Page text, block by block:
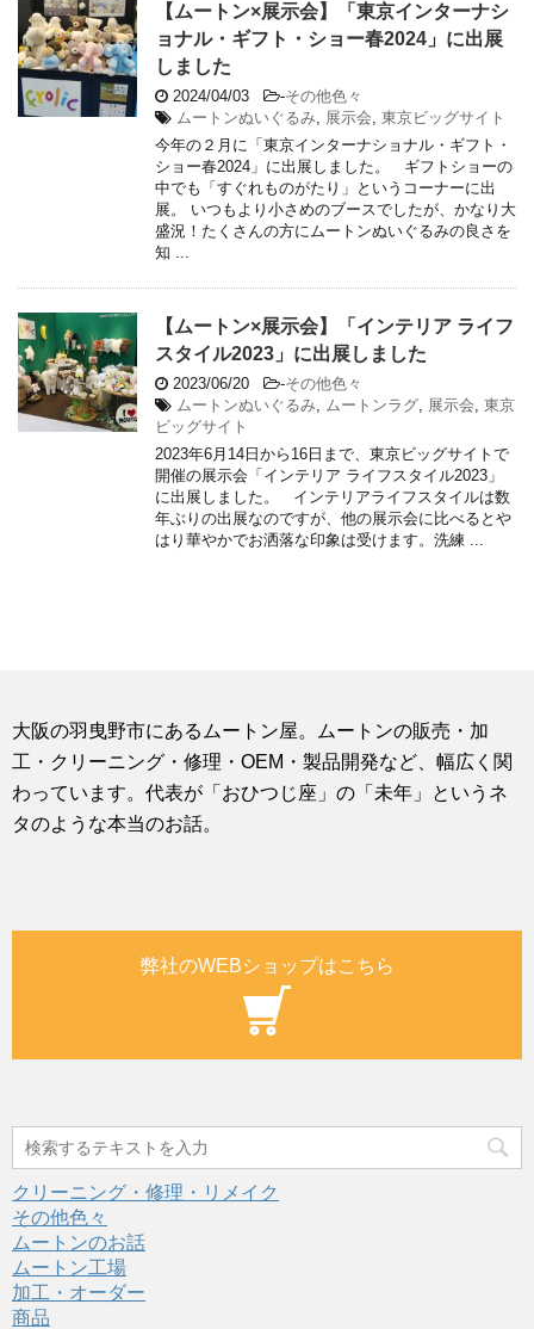
【ムートン×展示会】「東京インターナシ
ョナル・ギフト・ショー春2024」に出展
しました
2024/04/03 -その他色々
ムートンぬいぐるみ, 展示会, 東京ビッグサイト
今年の２月に「東京インターナショナル・ギフト・
ショー春2024」に出展しました。 ギフトショーの
中でも「すぐれものがたり」というコーナーに出
展。 いつもより小さめのブースでしたが、かなり大
盛況！たくさんの方にムートンぬいぐるみの良さを
知 ...
【ムートン×展示会】「インテリア ライフ
スタイル2023」に出展しました
2023/06/20 -その他色々
ムートンぬいぐるみ, ムートンラグ, 展示会, 東京
ビッグサイト
2023年6月14日から16日まで、東京ビッグサイトで
開催の展示会「インテリア ライフスタイル2023」
に出展しました。 インテリアライフスタイルは数
年ぶりの出展なのですが、他の展示会に比べるとや
はり華やかでお洒落な印象は受けます。洗練 ...
大阪の羽曳野市にあるムートン屋。ムートンの販売・加
工・クリーニング・修理・OEM・製品開発など、幅広く関
わっています。代表が「おひつじ座」の「未年」というネ
タのような本当のお話。
弊社のWEBショップはこちら
クリーニング・修理・リメイク
その他色々
ムートンのお話
ムートン工場
加工・オーダー
商品